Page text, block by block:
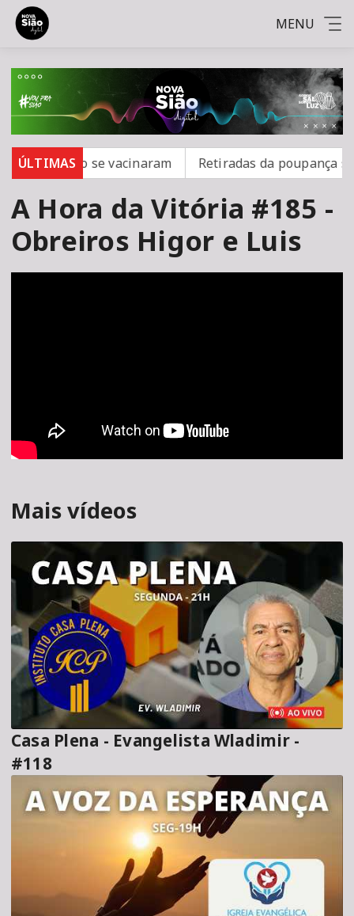
MENU
ÚLTIMAS
16 não se vacinaram Retiradas da poupança
A Hora da Vitória #185 -
Obreiros Higor e Luis
Mais vídeos
Casa Plena - Evangelista Wladimir -
#118